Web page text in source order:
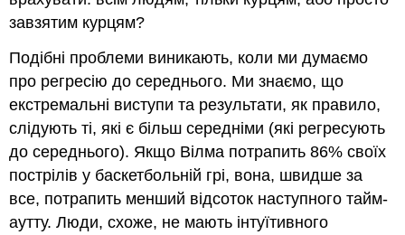
завзятим курцям?
Подібні проблеми виникають, коли ми думаємо
про регресію до середнього. Ми знаємо, що
екстремальні виступи та результати, як правило,
слідують ті, які є більш середніми (які регресують
до середнього). Якщо Вілма потрапить 86% своїх
пострілів у баскетбольній грі, вона, швидше за
все, потрапить менший відсоток наступного тайм-
аутту. Люди, схоже, не мають інтуїтивного